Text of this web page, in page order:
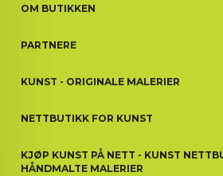
OM BUTIKKEN
PARTNERE
KUNST - ORIGINALE MALERIER
NETTBUTIKK FOR KUNST
KJØP KUNST PÅ NETT - KUNST
HÅNDMALTE MALERIER